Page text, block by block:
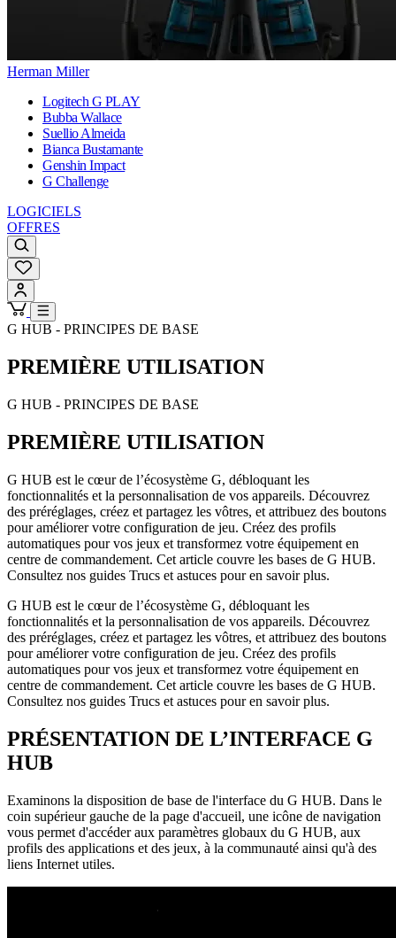
Herman Miller
Logitech G PLAY
Bubba Wallace
Suellio Almeida
Bianca Bustamante
Genshin Impact
G Challenge
LOGICIELS
OFFRES
G HUB - PRINCIPES DE BASE
PREMIÈRE UTILISATION
G HUB - PRINCIPES DE BASE
PREMIÈRE UTILISATION
G HUB est le cœur de l’écosystème G, débloquant les
fonctionnalités et la personnalisation de vos appareils. Découvrez
des préréglages, créez et partagez les vôtres, et attribuez des boutons
pour améliorer votre configuration de jeu. Créez des profils
automatiques pour vos jeux et transformez votre équipement en
centre de commandement. Cet article couvre les bases de G HUB.
Consultez nos guides Trucs et astuces pour en savoir plus.
G HUB est le cœur de l’écosystème G, débloquant les
fonctionnalités et la personnalisation de vos appareils. Découvrez
des préréglages, créez et partagez les vôtres, et attribuez des boutons
pour améliorer votre configuration de jeu. Créez des profils
automatiques pour vos jeux et transformez votre équipement en
centre de commandement. Cet article couvre les bases de G HUB.
Consultez nos guides Trucs et astuces pour en savoir plus.
PRÉSENTATION DE L’INTERFACE G
HUB
Examinons la disposition de base de l'interface du G HUB. Dans le
coin supérieur gauche de la page d'accueil, une icône de navigation
vous permet d'accéder aux paramètres globaux du G HUB, aux
profils des applications et des jeux, à la communauté ainsi qu'à des
liens Internet utiles.